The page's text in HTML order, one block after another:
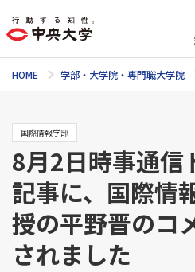
HOME 学部・大学院・専門職大学院
国際情報学部
8月2日時事通信
記事に、国際情
授の平野晋のコ
されました